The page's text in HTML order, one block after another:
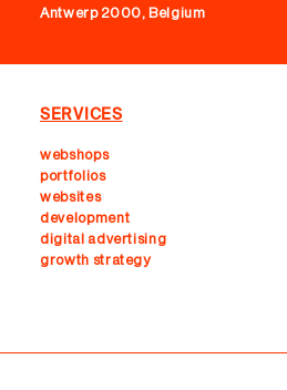
Antwerp 2000, Belgium
SERVICES
webshops
portfolios
websites
development
digital advertising
growth strategy